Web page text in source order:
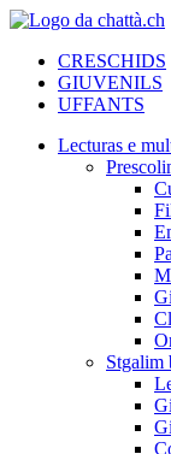
CRESCHIDS
GIUVENILS
UFFANTS
Lecturas e
Stgalim